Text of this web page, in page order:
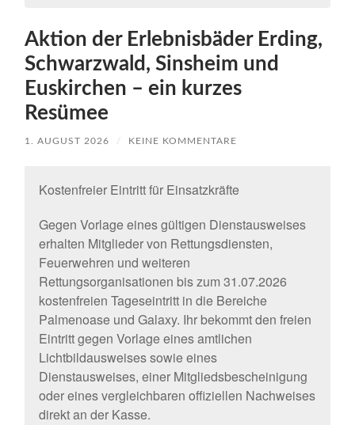
Aktion der Erlebnisbäder Erding,
Schwarzwald, Sinsheim und
Euskirchen – ein kurzes
Resümee
1. AUGUST 2026 / KEINE KOMMENTARE
Kostenfreier Eintritt für Einsatzkräfte
Gegen Vorlage eines gültigen Dienstausweises
erhalten Mitglieder von Rettungsdiensten,
Feuerwehren und weiteren
Rettungsorganisationen bis zum 31.07.2026
kostenfreien Tageseintritt in die Bereiche
Palmenoase und Galaxy. Ihr bekommt den freien
Eintritt gegen Vorlage eines amtlichen
Lichtbildausweises sowie eines
Dienstausweises, einer Mitgliedsbescheinigung
oder eines vergleichbaren offiziellen Nachweises
direkt an der Kasse.